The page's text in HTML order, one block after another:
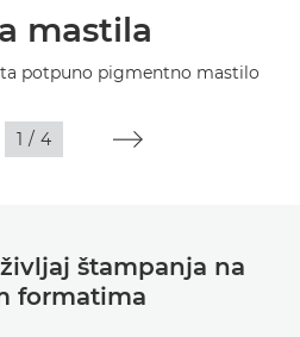
mastila
potpuno pigmentno mastilo
1 / 4
štampanja na
formatima